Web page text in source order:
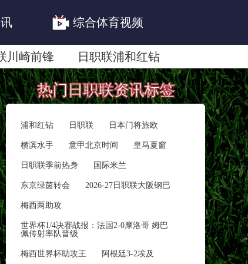
综合体育视频
川崎前锋 日职联浦和红钻
岛鹿角热门日职联资讯标签
浦和红钻 日职联 日本门将旅欧
横滨水手 意甲北京时间 皇马夏窗
日职联季前热身 国际米兰
东京绿茵转会 2026-27日职联大阪钢巴
梅西两助攻
世界杯1/4决赛战报：法国2‑0摩洛哥 姆巴
佩传射率队晋级
梅西世界杯助攻王 阿根廷3-2埃及